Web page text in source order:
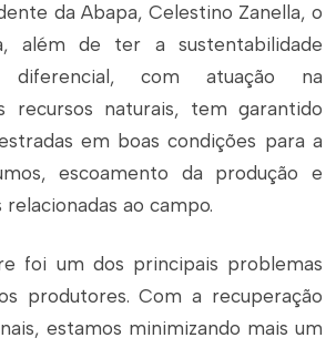
da Abapa, Celestino Zanella, o
além de ter a sustentabilidade
diferencial, com atuação na
recursos naturais, tem garantido
em boas condições para a
escoamento da produção e
ao campo.
foi um dos principais problemas
produtores. Com a recuperação
estamos minimizando mais um